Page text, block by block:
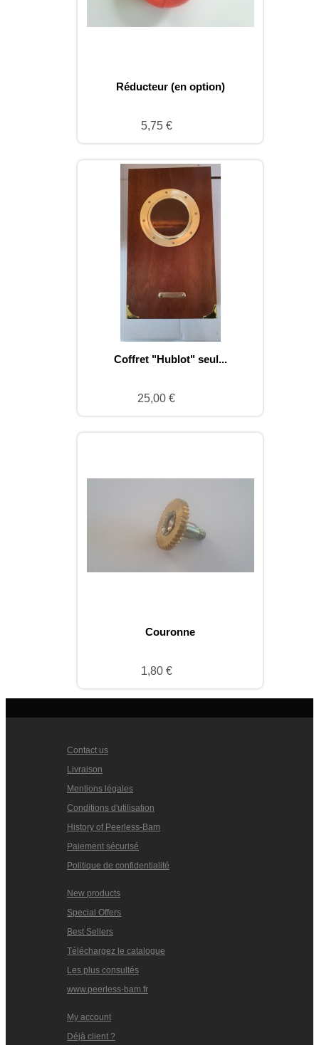
Réducteur (en option)
5,75 €
Coffret "Hublot" seul...
25,00 €
Couronne
1,80 €
Contact us
Livraison
Mentions légales
Conditions d'utilisation
History of Peerless-Bam
Paiement sécurisé
Politique de confidentialité
New products
Special Offers
Best Sellers
Téléchargez le catalogue
Les plus consultés
www.peerless-bam.fr
My account
Déjà client ?